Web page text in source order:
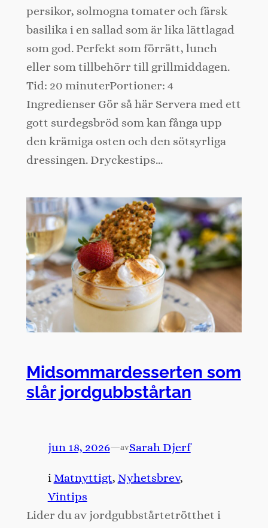
persikor, solmogna tomater och färsk
basilika i en sallad som är lika lättlagad
som god. Perfekt som förrätt, lunch
eller som tillbehörr till grillmiddagen.
Tid: 20 minuterPortioner: 4
Ingredienser Gör så här Servera med ett
gott surdegsbröd som kan fånga upp
den krämiga osten och den sötsyrliga
dressingen. Dryckestips…
Midsommardesserten som
slår jordgubbstårtan
jun 18, 2026—avSarah Djerf
i Matnyttigt, Nyhetsbrev
Vintips
Lider du av jordgubbstårtetrötthet i